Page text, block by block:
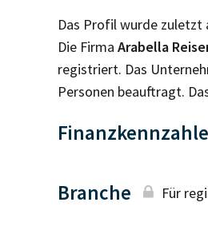
Das Profil wurde zuletzt
Die Firma Arabella
registriert. Das
Personen beauftragt.
Branche Für